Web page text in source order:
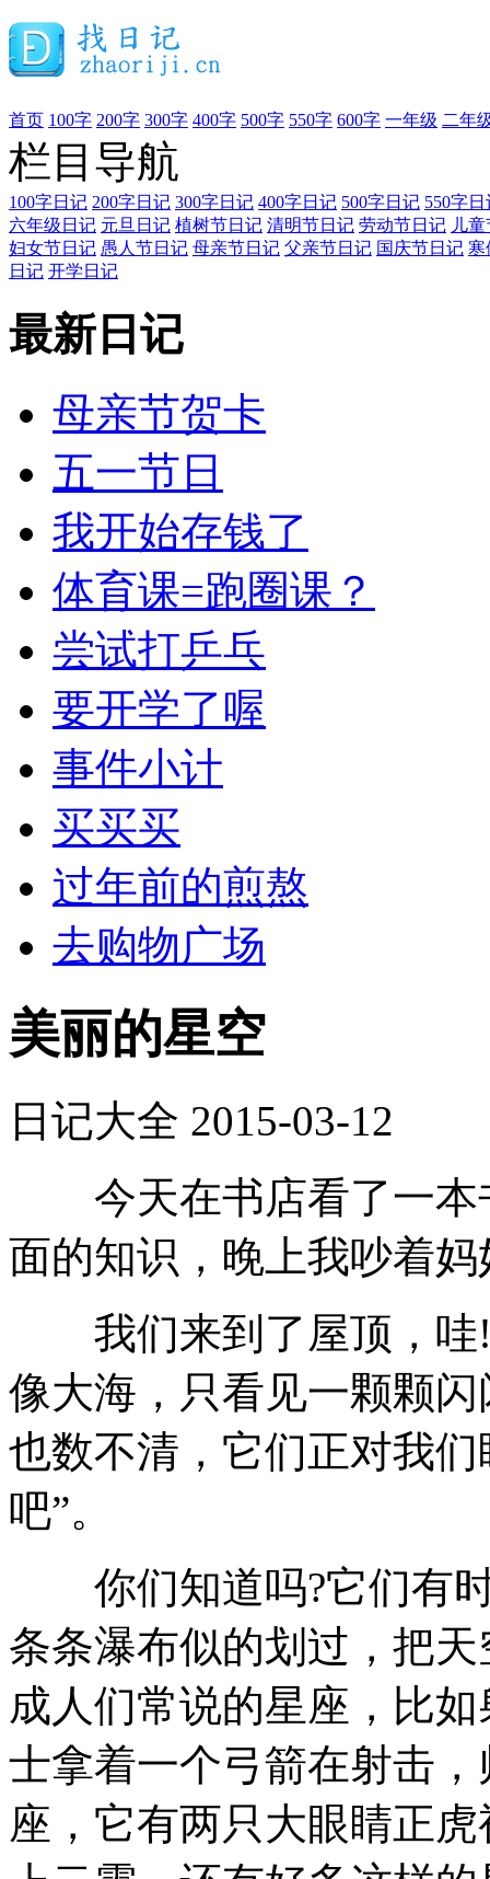
首页 100字 200字 300字 400字 500字 550字 600字 一年级 二年
栏目导航
100字日记 200字日记 300字日记 400字日记 500字日记 550字日
六年级日记 元旦日记 植树节日记 清明节日记 劳动节日记 儿
妇女节日记 愚人节日记 母亲节日记 父亲节日记 国庆节日记 寒
日记 开学日记
最新日记
母亲节贺卡
五一节日
我开始存钱了
体育课=跑圈课？
尝试打乒乓
要开学了喔
事件小计
买买买
过年前的煎熬
去购物广场
美丽的星空
日记大全 2015-03-12
今天在书店看了一本
面的知识，晚上我吵着
我们来到了屋顶，哇!
像大海，只看见一颗颗
也数不清，它们正对我
吧”。
你们知道吗?它们有时
条条瀑布似的划过，把
成人们常说的星座，比
士拿着一个弓箭在射击
座，它有两只大眼睛正